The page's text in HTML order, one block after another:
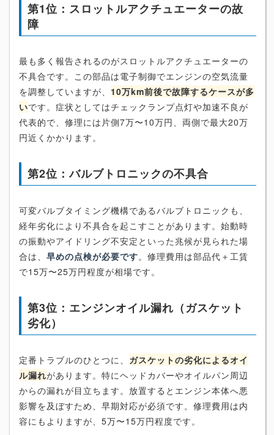
第1位：スロットルアクチュエーターの故
障
最も多く報告されるのがスロットルアクチュエーターの
不具合です。この部品は電子制御でエンジンの空気流量
を調整していますが、 10万km前後で故障するケースが多
いです。症状としてはチェックランプ点灯や加速不良が
代表的で、修理には片側7万〜10万円、両側で最大20万
円近くかかります。
第2位：バルブトロニックの不具合
可変バルブタイミング機構であるバルブトロニックも、
経年劣化により不具合を起こすことがあります。始動時
の振動やアイドリング不安定といった兆候が見られた場
合は、 早めの点検が必要です。修理費用は部品代＋工賃
で15万〜25万円程度が相場です。
第3位：エンジンオイル漏れ（ガスケット
劣化）
定番トラブルのひとつに、 ガスケットの劣化によるオイ
ル漏れがあります。特にヘッドカバーやオイルパン周辺
からの漏れが目立ちます。放置するとエンジン本体へ悪
影響を及ぼすため、早期対応が必須です。修理費用は内
容にもよりますが、5万〜15万円程度です。